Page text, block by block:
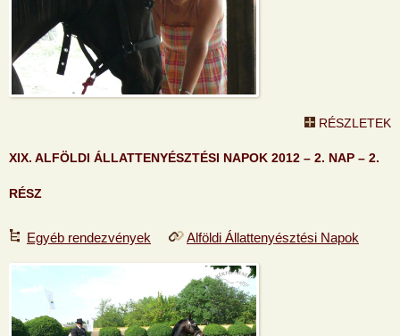
RÉSZLETEK
XIX. ALFÖLDI ÁLLATTENYÉSZTÉSI NAPOK 2012 – 2. NAP – 2.
RÉSZ
Egyéb rendezvények Alföldi Állattenyésztési Napok